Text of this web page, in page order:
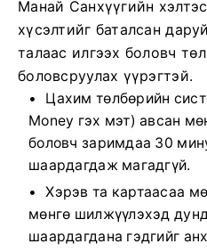
Манай Санхүүгийн
хүсэлтийг баталсан
талаас илгээх боловч
боловсруулах үүрэгтэй.
Цахим төлбөрийн
Money гэх мэт) авсан
боловч заримдаа 30
шаардагдаж магадгүй.
Хэрэв та картаасаа
мөнгө шилжүүлэхэд
шаардагдана гэдгийг